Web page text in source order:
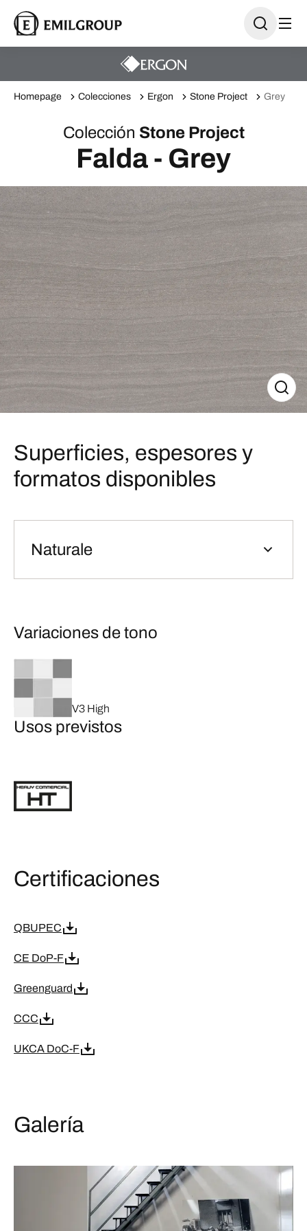
Homepage Colecciones Ergon Stone Project Grey
Colección Stone Project
Falda - Grey
Superficies, espesores y
formatos disponibles
Naturale
Variaciones de tono
V3 High
Usos previstos
Certificaciones
QBUPEC
CE DoP-F
Greenguard
CCC
UKCA DoC-F
Galería